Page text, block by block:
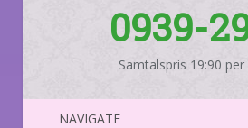
0939-
Samtalspris 19:90
NAVIGATE